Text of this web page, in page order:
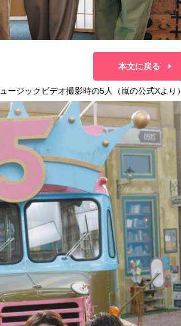
本文に戻る
ジックビデオ撮影時の5人（嵐の公式Xより）